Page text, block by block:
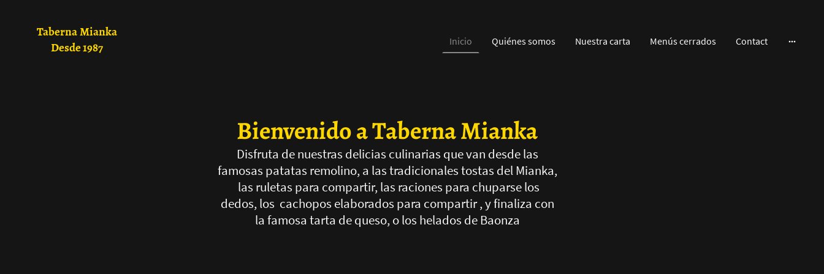
Taberna Mianka
Desde 1987
Inicio Quiénes somos Nuestra carta Menús cerrados Contact
Bienvenido a Taberna Mianka
Disfruta de nuestras delicias culinarias que van desde las
famosas patatas remolino, a las tradicionales tostas del Mianka,
las ruletas para compartir, las raciones para chuparse los
dedos, los cachopos elaborados para compartir , y finaliza con
la famosa tarta de queso, o los helados de Baonza